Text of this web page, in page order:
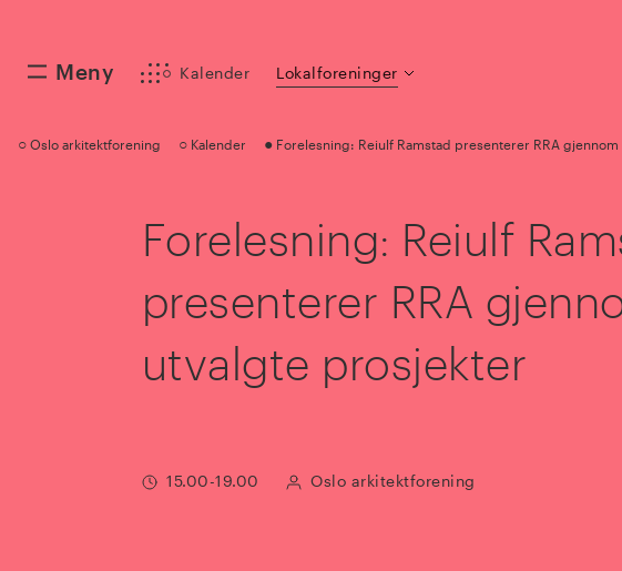
Meny Kalender Lokalforeninger
○ Oslo arkitektforening ○ Kalender ● Forelesning: Reiulf Ramstad presenterer RRA
Forelesning: Reiulf
presenterer RRA
utvalgte prosjekter
15.00-19.00 Oslo arkitektforening